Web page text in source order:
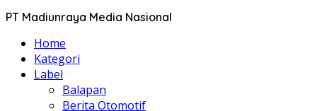
PT Madiunraya Media Nasional
Home
Kategori
Label
Balapan
Berita Otomotif